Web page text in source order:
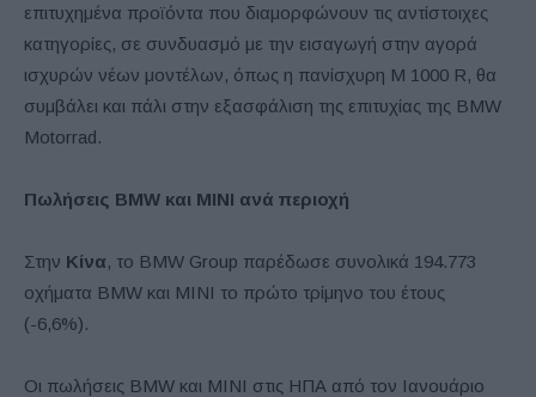
επιτυχημένα προϊόντα που διαμορφώνουν τις αντίστοιχες
κατηγορίες, σε συνδυασμό με την εισαγωγή στην αγορά
ισχυρών νέων μοντέλων, όπως η πανίσχυρη M 1000 R, θα
συμβάλει και πάλι στην εξασφάλιση της επιτυχίας της BMW
Motorrad.
Πωλήσεις BMW και MINI ανά περιοχή
Στην Κίνα, το BMW Group παρέδωσε συνολικά 194.773
οχήματα BMW και MINI το πρώτο τρίμηνο του έτους
(-6,6%).
Οι πωλήσεις BMW και MINI στις ΗΠΑ από τον Ιανουάριο